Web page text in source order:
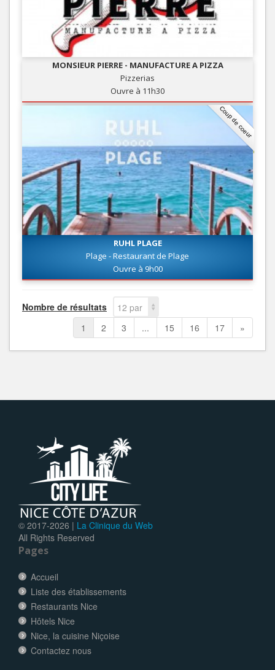
MONSIEUR PIERRE - MANUFACTURE A PIZZA
Pizzerias
Ouvre à 11h30
Coup de coeur
RUHL PLAGE
Plage - Restaurant de Plage
Ouvre à 9h00
Nombre de résultats
12 par
page
1 2 3 ... 15 16 17 »
© 2017-2026 | La Clinique du Web
All Rights Reserved
Pages
Accueil
Liste des établissements
Restaurants Nice
Hôtels Nice
Nice, la cuisine Niçoise
Contactez nous